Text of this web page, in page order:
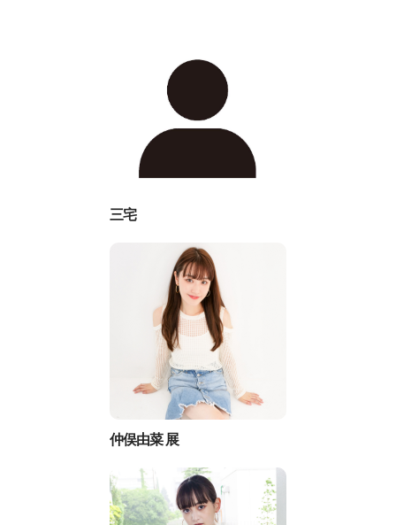
三宅
仲俣由菜 展